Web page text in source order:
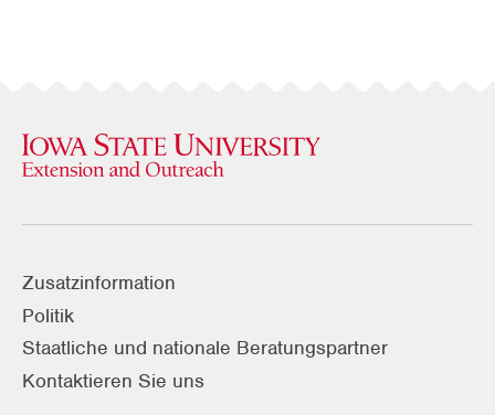
Zusatzinformation
Politik
Staatliche und nationale Beratungspartner
Kontaktieren Sie uns